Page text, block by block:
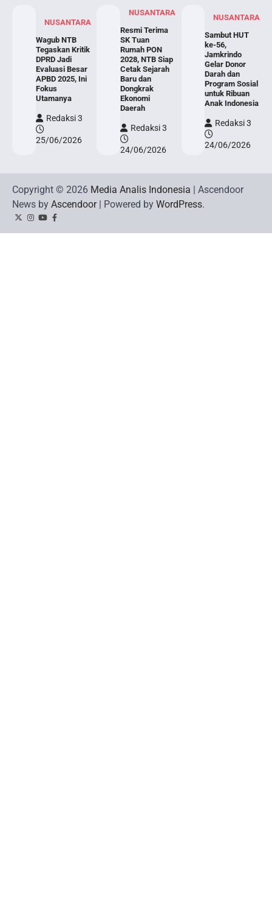
NUSANTARA
Wagub NTB
Tegaskan Kritik
DPRD Jadi
Evaluasi Besar
APBD 2025, Ini
Fokus
Utamanya
Redaksi 3
25/06/2026
NUSANTARA
Resmi Terima
SK Tuan
Rumah PON
2028, NTB Siap
Cetak Sejarah
Baru dan
Dongkrak
Ekonomi
Daerah
Redaksi 3
24/06/2026
NUSANTARA
Sambut HUT
ke-56,
Jamkrindo
Gelar Donor
Darah dan
Program Sosial
untuk Ribuan
Anak Indonesia
Redaksi 3
24/06/2026
Copyright © 2026 Media Analis Indonesia | Ascendoor
News by Ascendoor| Powered by WordPress.
TwitterInstagram
YouTubeFacebook